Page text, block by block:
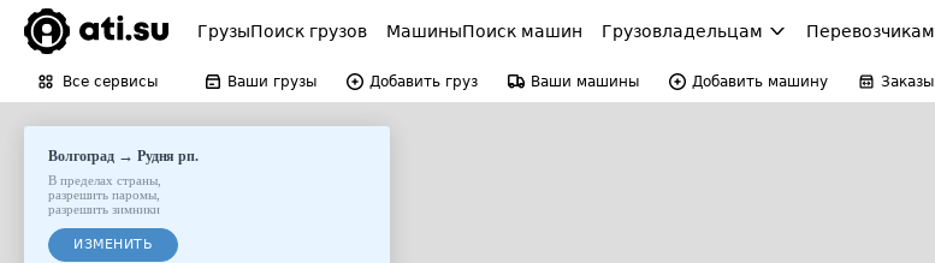
ГрузыПоиск грузов МашиныПоиск машин Грузовладельцам Перевозчикам
Все сервисы Ваши грузы Добавить груз Ваши машины Добавить машину Заказы
Волгоград → Рудня рп.
В пределах страны
разрешить паромы
разрешить зимники
ИЗМЕНИТЬ